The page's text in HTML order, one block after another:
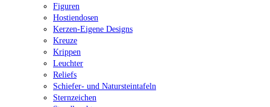
Figuren
Hostiendosen
Kerzen-Eigene Designs
Kreuze
Krippen
Leuchter
Reliefs
Schiefer- und Natursteintafeln
Sternzeichen